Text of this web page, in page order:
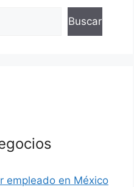
Buscar
empleado en México